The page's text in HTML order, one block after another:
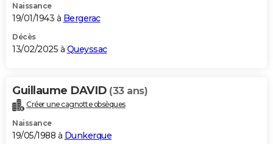
Destinations
City break
Voyage nature
Voyage de noces
Forum
Climat
+PHOTO
GUIDES D'ACHAT
CARTE DE VOEUX
Carte de Noël
Carte Bonne année
Carte Saint-Valentin
Carte Pâques
Carte d'anniversaire
DICTIONNAIRE
Dictionnaire
Biographies
Citations
Expressions
Proverbes
PROGRAMME TV
Naissance
19/01/1943 à Bergerac
Décès
13/02/2025 à Queyssac
Guillaume DAVID (33 ans)
Créer une cagnotte obsèques
Naissance
19/05/1988 à Dunkerque